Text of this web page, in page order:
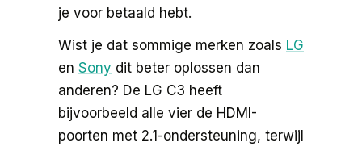
je voor betaald hebt.
Wist je dat sommige merken zoals LG
en Sony dit beter oplossen dan
anderen? De LG C3 heeft
bijvoorbeeld alle vier de HDMI-
poorten met 2.1-ondersteuning, terwijl